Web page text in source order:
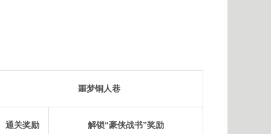
噩梦铜人巷
通关奖励 解锁“豪侠战书”奖励